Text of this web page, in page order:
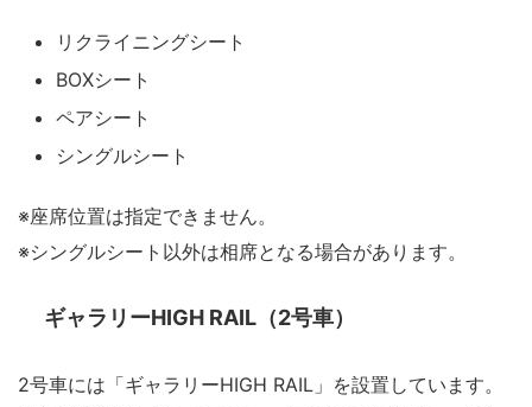
リクライニングシート
BOXシート
ペアシート
シングルシート
※座席位置は指定できません。
※シングルシート以外は相席となる場合があります。
ギャラリーHIGH RAIL（2号車）
2号車には「ギャラリーHIGH RAIL」を設置しています。